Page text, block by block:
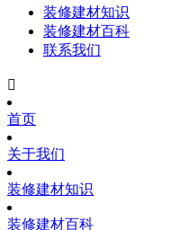
装修建材知识
装修建材百科
联系我们

首页
关于我们
装修建材知识
装修建材百科